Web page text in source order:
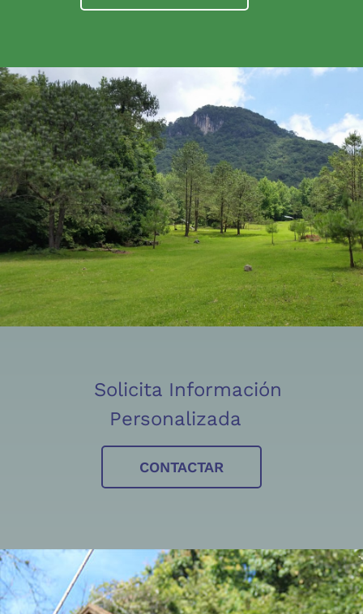
Solicita Información
Personalizada
CONTACTAR